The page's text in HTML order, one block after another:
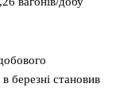
березні становив